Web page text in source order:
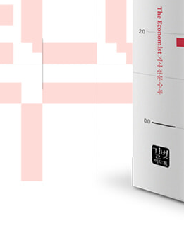
않은 비트코인 ETF, 시간이 지나면 괜
of gold prices 507
금값의 움직임
ESG industry is taking investors for a
is China of Donald Trump’s return?